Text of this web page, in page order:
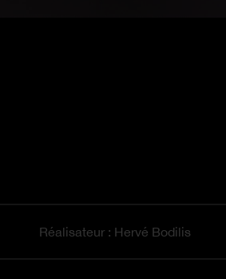
Réalisateur : Hervé Bodilis